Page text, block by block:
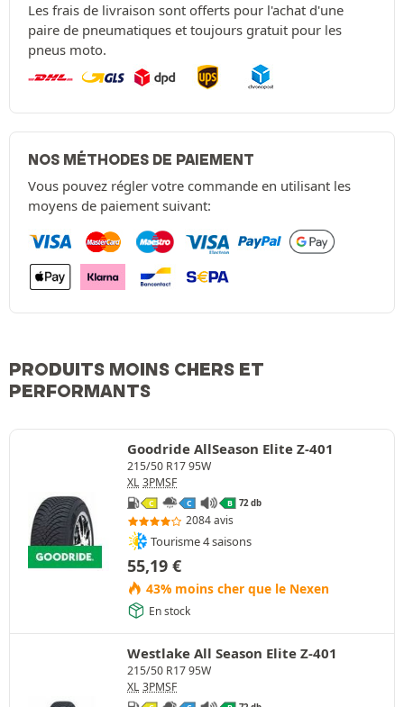
Les frais de livraison sont offerts pour l'achat d'une
paire de pneumatiques et toujours gratuit pour les
pneus moto.
NOS MÉTHODES DE PAIEMENT
Vous pouvez régler votre commande en utilisant les
moyens de paiement suivant:
PRODUITS MOINS CHERS ET
PERFORMANTS
Goodride AllSeason Elite Z-401
215/50 R17 95W
XL 3PMSF
C C B 72 db
2084 avis
Tourisme 4 saisons
55,19 €
43% moins cher que le Nexen
En stock
Westlake All Season Elite Z-401
215/50 R17 95W
XL 3PMSF